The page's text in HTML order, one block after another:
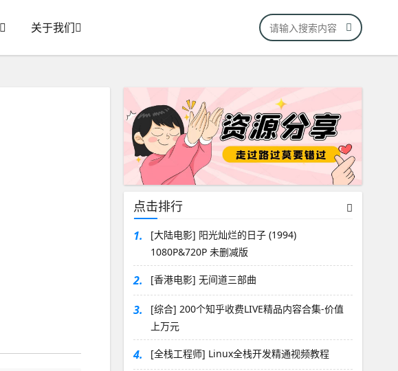
关于我们
点击排行
1.
[大陆电影] 阳光灿烂的日子 (1994)
1080P&720P 未删减版
2. [香港电影] 无间道三部曲
3.
[综合] 200个知乎收费LIVE精品内容合集-价值
上万元
4. [全栈工程师] Linux全栈开发精通视频教程